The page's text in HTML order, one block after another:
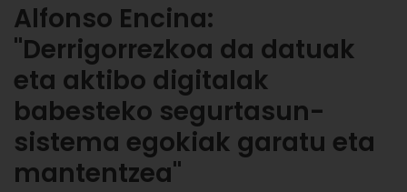
Alfonso Encina:
"Derrigorrezkoa da datuak
eta aktibo digitalak
babesteko segurtasun-
sistema egokiak garatu eta
mantentzea"